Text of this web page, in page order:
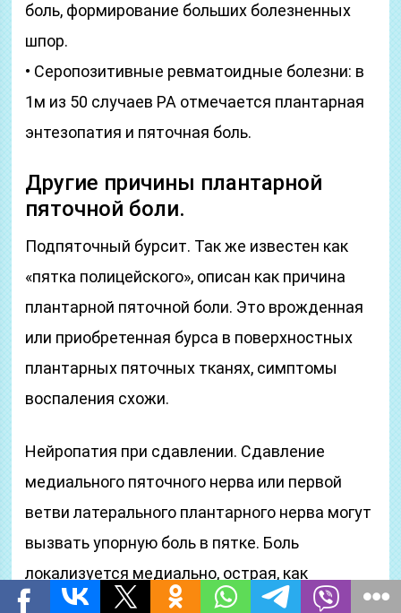
боль, формирование больших болезненных
шпор.
• Серопозитивные ревматоидные болезни: в
1м из 50 случаев РА отмечается плантарная
энтезопатия и пяточная боль.
Другие причины плантарной
пяточной боли.
Подпяточный бурсит. Так же известен как
«пятка полицейского», описан как причина
плантарной пяточной боли. Это врожденная
или приобретенная бурса в поверхностных
плантарных пяточных тканях, симптомы
воспаления схожи.
Нейропатия при сдавлении. Сдавление
медиального пяточного нерва или первой
ветви латерального плантарного нерва могут
вызвать упорную боль в пятке. Боль
локализуется медиально, острая, как
электрическая, может иррадиировать вверх